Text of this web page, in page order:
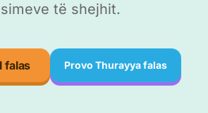
të shejhit.
falas Provo Thurayya falas